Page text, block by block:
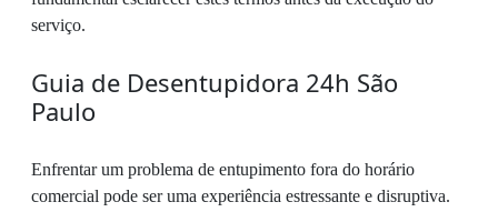
serviço.
Guia de Desentupidora 24h São
Paulo
Enfrentar um problema de entupimento fora do horário
comercial pode ser uma experiência estressante e disruptiva.